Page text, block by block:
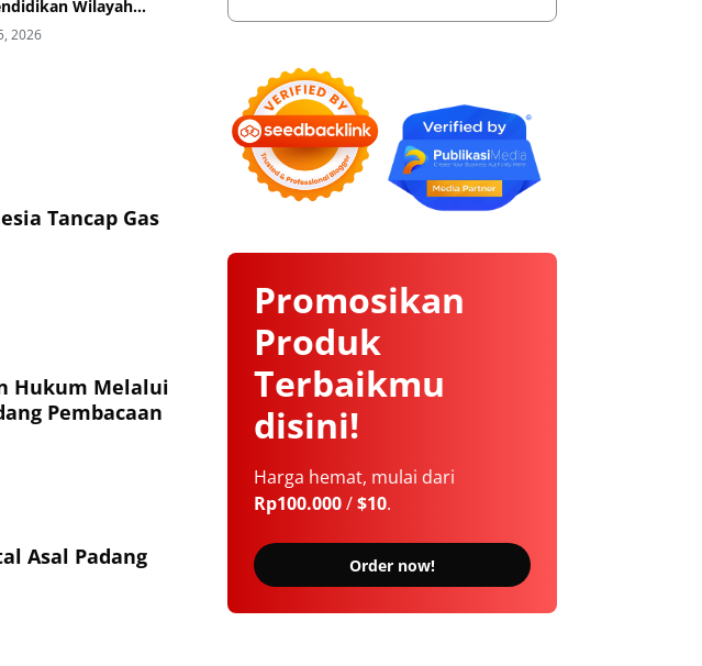
Wilayah
Lapas Madiun
2026
Tancap Gas
Hukum Melalui
Pembacaan
Asal Padang
Promosikan
Produk
Terbaikmu
disini!
Harga hemat, mulai dari
Rp100.000/$10.
Order now!